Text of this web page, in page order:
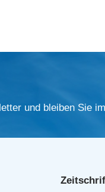
und bleiben Sie